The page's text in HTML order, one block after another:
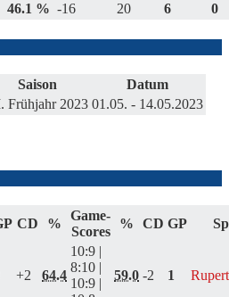
46.1 % -16 20 6 0
Saison
Datum
Frühjahr 2023 01.05. - 14.05.2023
CD %
Game-
Scores
% CD GP
+2 64.4
10:9 |
8:10 |
10:9 |
59.0 -2 1